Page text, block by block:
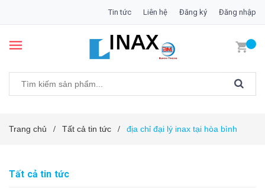
Tin tức Liên hệ Đăng ký Đăng nhập
Trang chủ / Tất cả tin tức / địa chỉ đại lý inax tại hòa bình
Tất cả tin tức